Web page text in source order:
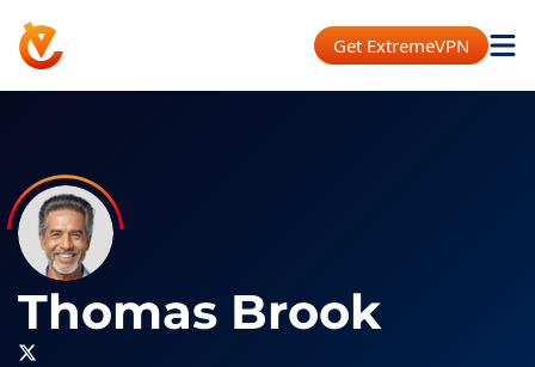
Get ExtremeVPN
Thomas Brook